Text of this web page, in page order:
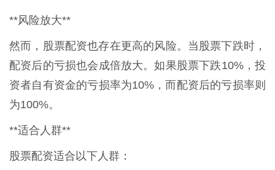
**风险放大**
然而，股票配资也存在更高的风险。当股票下跌时，
配资后的亏损也会成倍放大。如果股票下跌10%，投
资者自有资金的亏损率为10%，而配资后的亏损率则
为100%。
**适合人群**
股票配资适合以下人群：